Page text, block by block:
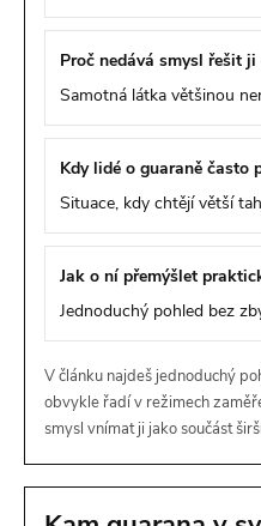
Proč nedává smysl řešit ji
Samotná látka většinou
Kdy lidé o guaraně často
Situace, kdy chtějí větší
Jak o ní přemýšlet
Jednoduchý pohled bez
V článku najdeš jednoduchý
obvykle řadí v režimech
smysl vnímat ji jako součást